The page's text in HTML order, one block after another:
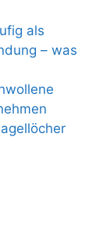
als
– was